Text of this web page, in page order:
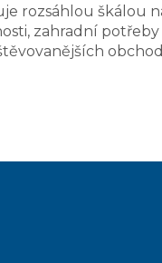
rozsáhlou škálou
zahradní